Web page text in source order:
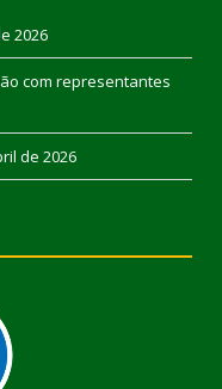
2026
com representantes
de 2026